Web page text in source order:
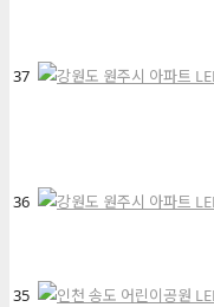
37
36
35